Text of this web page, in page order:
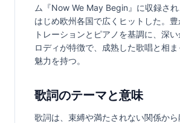
ム『Now We May Begin』に収録さ
はじめ欧州各国で広くヒットした。
トレーションとピアノを基調に、深
ロディが特徴で、成熟した歌唱と相
魅力を持つ。
歌詞のテーマと意味
歌詞は、束縛や満たされない関係から